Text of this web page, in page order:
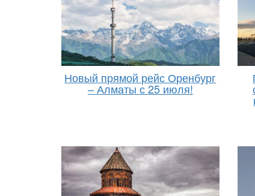
Новый прямой рейс Оренбург
– Алматы с 25 июля!